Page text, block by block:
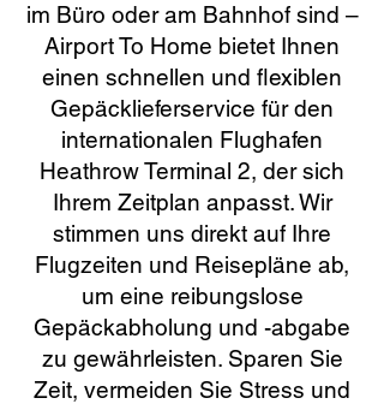
im Büro oder am Bahnhof sind –
Airport To Home bietet Ihnen
einen schnellen und flexiblen
Gepäcklieferservice für den
internationalen Flughafen
Heathrow Terminal 2, der sich
Ihrem Zeitplan anpasst. Wir
stimmen uns direkt auf Ihre
Flugzeiten und Reisepläne ab,
um eine reibungslose
Gepäckabholung und -abgabe
zu gewährleisten. Sparen Sie
Zeit, vermeiden Sie Stress und